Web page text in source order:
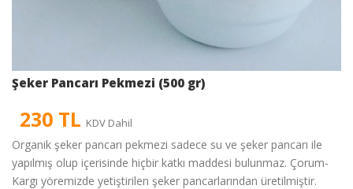
Şeker Pancarı Pekmezi (500 gr)
230 TL KDV Dahil
Organik şeker pancarı pekmezi sadece su ve şeker pancarı ile
yapılmış olup içerisinde hiçbir katkı maddesi bulunmaz. Çorum-
Kargı yöremizde yetiştirilen şeker pancarlarından üretilmiştir.